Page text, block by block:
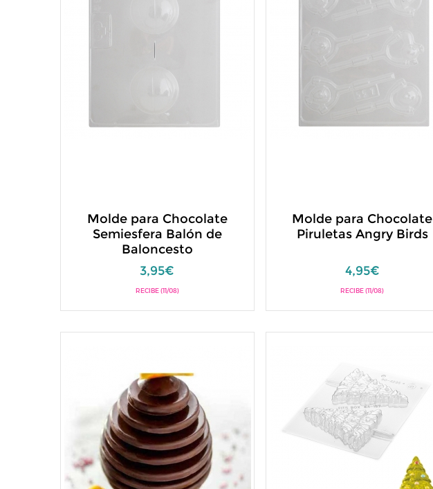
Molde para Chocolate
Semiesfera Balón de
Baloncesto
3,95€
RECIBE (11/08)
Molde para Chocolate
Piruletas Angry Birds
4,95€
RECIBE (11/08)